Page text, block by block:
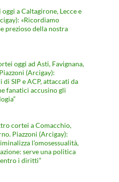
a Caltagirone, Lecce e
«Ricordiamo
prezioso della nostra
oggi ad Asti, Favignana,
(Arcigay):
SIP e ACP, attaccati da
fanatici accusino gli
cortei a Comacchio,
Piazzoni (Arcigay):
l’omosessualità,
serve una politica
i diritti”